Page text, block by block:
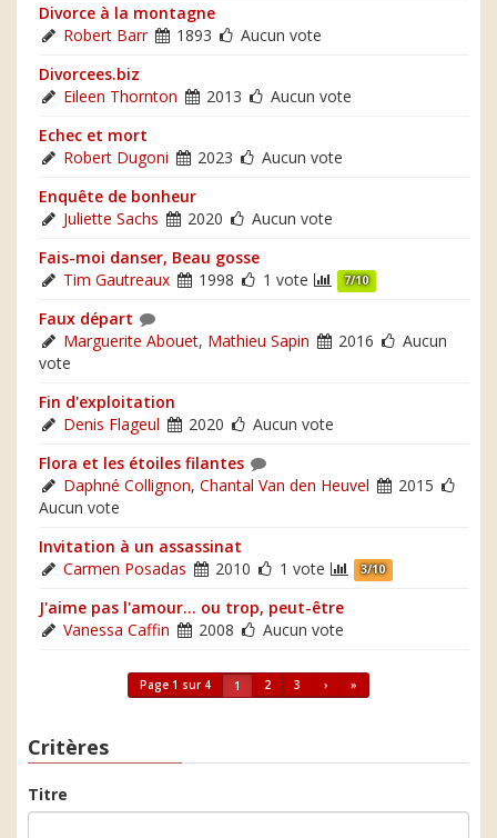
Divorce à la montagne
Robert Barr
1893
Aucun vote
Divorcees.biz
Eileen Thornton
2013
Aucun vote
Echec et mort
Robert Dugoni
2023
Aucun vote
Enquête de bonheur
Juliette Sachs
2020
Aucun vote
Fais-moi danser, Beau gosse
Tim Gautreaux
1998 1 vote 7/10
Faux départ
Marguerite Abouet, Mathieu Sapin 2016
Aucun
vote
Fin d'exploitation
Denis Flageul
2020
Aucun vote
Flora et les étoiles filantes
Daphné Collignon, Chantal Van den Heuvel
2015
Aucun vote
Invitation à un assassinat
Carmen Posadas
2010 1 vote 3/10
J'aime pas l'amour... ou trop, peut-être
Vanessa Caffin
2008 Aucun vote
Page 1 sur 4 1 2 3 › »
Critères
Titre